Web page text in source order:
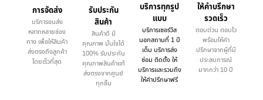
การจัดส่ง
บริการขนส่ง
หลากหลายช่อง
ทาง เพื่อให้สินค้า
ส่งตรงถึงลูกค้า
โดยเร็วที่สุด
รับประกัน
สินค้า
สินค้าดี มี
คุณภาพ มั่นใจได้
100% รับประกัน
คุณภาพสินค้าแท้
ส่งตรงจากศูนย์
ทุกชิ้น
บริการทุกรูป
แบบ
บริการเซอร์วิส
นอกสถานที่ 1 ปี
เต็ม บริการส่ง
ซ่อม ติดตั้ง ให้
บริการและรวมถึง
ให้คำปรึกษาฟรี
ให้คำบรึกษา
รวดเร็ว
ตอบด่วน ตอบไว
พร้อมให้คำ
ปรึกษาจากผู้ที่มี
ประสบการณ์
มากกว่า 10 ปี